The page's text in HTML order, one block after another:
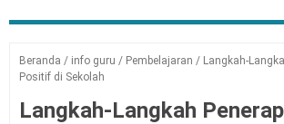
Beranda / info guru / Pembelajaran / Langkah-
Positif di Sekolah
Langkah-Langkah